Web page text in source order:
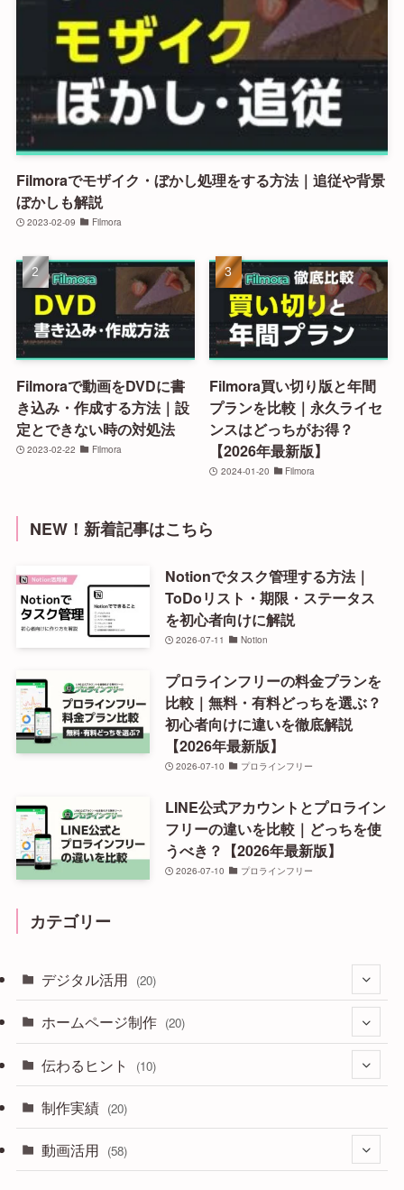
Filmoraでモザイク・ぼかし処理をする方法｜追従や背景
ぼかしも解説
2023-02-09 Filmora
Filmoraで動画をDVDに書
き込み・作成する方法｜設
定とできない時の対処法
2023-02-22 Filmora
Filmora買い切り版と年間
プランを比較｜永久ライセ
ンスはどっちがお得？
【2026年最新版】
2024-01-20 Filmora
NEW！新着記事はこちら
Notionでタスク管理する方法｜
ToDoリスト・期限・ステータス
を初心者向けに解説
2026-07-11 Notion
プロラインフリーの料金プランを
比較｜無料・有料どっちを選ぶ？
初心者向けに違いを徹底解説
【2026年最新版】
2026-07-10 プロラインフリー
LINE公式アカウントとプロライン
フリーの違いを比較｜どっちを使
うべき？【2026年最新版】
2026-07-10 プロラインフリー
カテゴリー
デジタル活用 (20)
(3)
(7)
(6)
ホームページ制作 (20)
(6)
伝わるヒント (10)
制作実績 (20)
動画活用 (58)